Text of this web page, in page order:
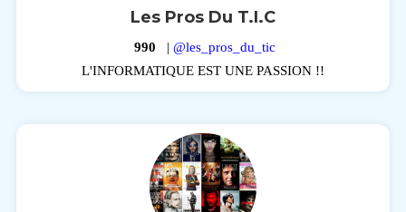
Les Pros Du T.I.C
990 | @les_pros_du_tic
L'INFORMATIQUE EST UNE PASSION !!